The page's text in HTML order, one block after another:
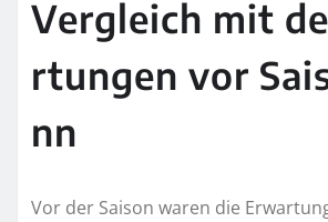
Vergleich mit
rtungen vor
nn
Vor der Saison waren die